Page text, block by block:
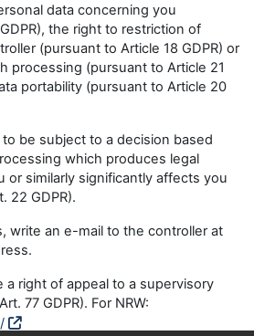
data concerning you
the right to restriction of
(pursuant to Article 18 GDPR) or
processing (pursuant to Article 21
portability (pursuant to Article 20
be subject to a decision based
which produces legal
or similarly significantly affects you
22 GDPR).
write an e-mail to the controller at
a right of appeal to a supervisory
77 GDPR). For NRW: